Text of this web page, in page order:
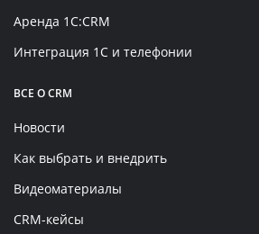
Аренда 1C:CRM
Интеграция 1С и телефонии
ВСЕ О CRM
Новости
Как выбрать и внедрить
Видеоматериалы
CRM-кейсы